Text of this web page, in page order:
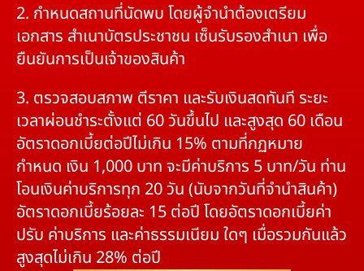
2. กำหนดสถานที่นัดพบ โดยผู้จำนำต้องเตรียม
เอกสาร สำเนาบัตรประชาชน เซ็นรับรองสำเนา เพื่อ
ยืนยันการเป็นเจ้าของสินค้า
3. ตรวจสอบสภาพ ตีราคา และรับเงินสดทันที ระยะ
เวลาผ่อนชำระตั้งแต่ 60 วันขึ้นไป และสูงสุด 60 เดือน
อัตราดอกเบี้ยต่อปีไม่เกิน 15% ตามที่กฏหมาย
กำหนด เงิน 1,000 บาท จะมีค่าบริการ 5 บาท/วัน ท่าน
โอนเงินค่าบริการทุก 20 วัน (นับจากวันที่จำนำสินค้า)
อัตราดอกเบี้ยร้อยละ 15 ต่อปี โดยอัตราดอกเบี้ยค่า
ปรับ ค่าบริการ และค่าธรรมเนียม ใดๆ เมื่อรวมกันแล้ว
สูงสุดไม่เกิน 28% ต่อปี